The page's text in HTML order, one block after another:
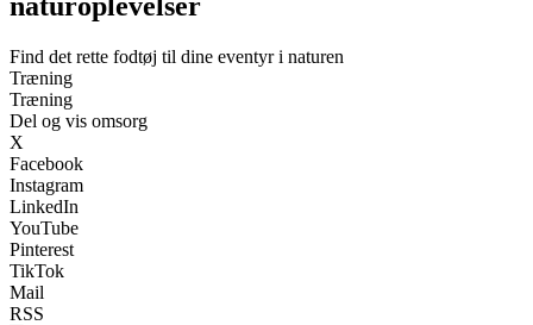
Find det rette fodtøj til dine eventyr i naturen
Træning
Træning
Del og vis omsorg
X
Facebook
Instagram
LinkedIn
YouTube
Pinterest
TikTok
Mail
RSS